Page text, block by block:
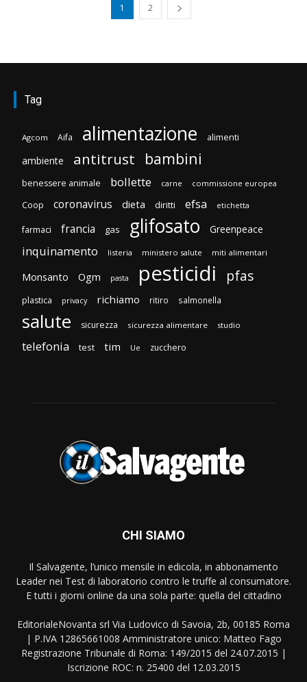
1 2
Tag
Agcom Aifa alimentazione alimenti
ambiente antitrust bambini
benessere animale bollette carne commissione europea
Coop coronavirus dieta diritti efsa etichetta
farmaci francia gas glifosato Greenpeace
inquinamento listeria ministero salute miti alimentari
Monsanto Ogm pasta pesticidi pfas
plastica privacy richiamo ritiro salmonella
salute sicurezza sicurezza alimentare studio
telefonia test tim Ue zucchero
CHI SIAMO
Il Salvagente, l’unico mensile in edicola, in abbonamento
Leader nei Test di laboratorio contro le truffe al consumatore.
E tutti i giorni online da una sola parte: quella del cittadino
EditorialeNovanta srl Via Ludovico di Savoia, 2b, 00185 Roma
| P.IVA 12865661008 Amministratore unico: Matteo Fago
Registrazione Tribunale di Roma: 149/2015 del 24.07.2015 |
Iscrizione ROC: n. 25400 del 12.03.2015